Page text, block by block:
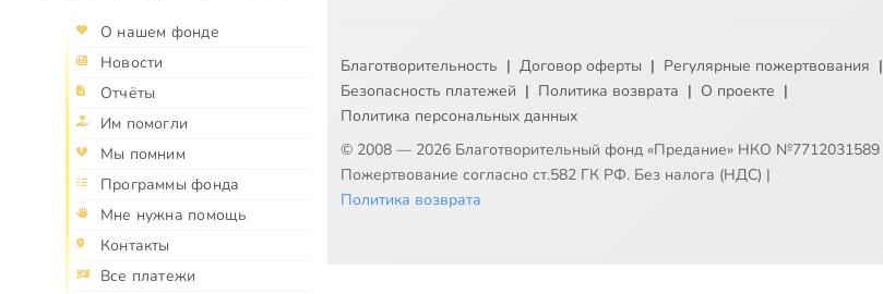
О нашем фонде
Новости
Отчёты
Им помогли
Мы помним
Программы фонда
Мне нужна помощь
Контакты
Все платежи
Благотворительность | Договор оферты | Регулярные пожертвования |
Безопасность платежей | Политика возврата | О проекте |
Политика персональных данных
© 2008 — 2026 Благотворительный фонд «Предание» НКО №7712031589
Пожертвование согласно ст.582 ГК РФ. Без налога (НДС) |
Политика возврата